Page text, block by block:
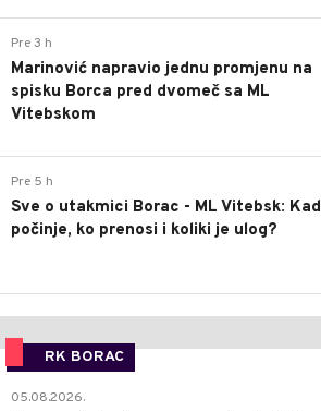
Pre 3 h
Marinović napravio jednu promjenu na
spisku Borca pred dvomeč sa ML
Vitebskom
Pre 5 h
Sve o utakmici Borac - ML Vitebsk: Kad
počinje, ko prenosi i koliki je ulog?
RK BORAC
05.08.2026.